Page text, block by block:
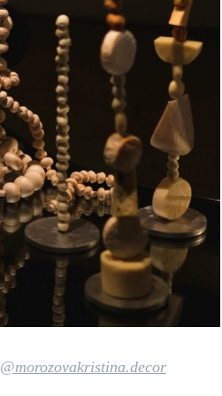
@morozovakristina.decor